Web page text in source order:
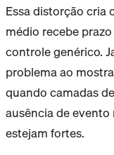
Essa distorção cria
médio recebe
controle genérico.
problema ao
quando camadas
ausência de
estejam fortes.